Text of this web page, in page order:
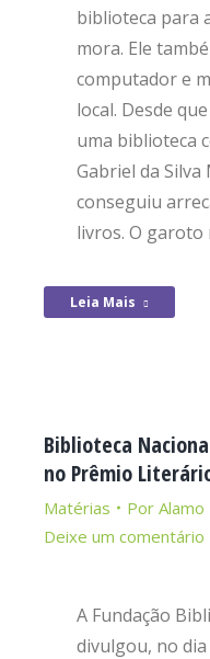
biblioteca para
mora. Ele
computador e
local. Desde
uma biblioteca
Gabriel da Silva
conseguiu
livros. O garoto
Leia Mais
Biblioteca
no Prêmio
Matérias Por Alamo
Deixe um comentário
A Fundação
divulgou, no